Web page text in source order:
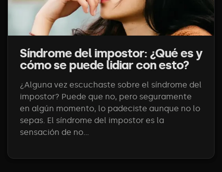
Síndrome del impostor: ¿Qué es y
cómo se puede lidiar con esto?
¿Alguna vez escuchaste sobre el síndrome del
impostor? Puede que no, pero seguramente
en algún momento, lo padeciste aunque no lo
sepas. El síndrome del impostor es la
sensación de no...